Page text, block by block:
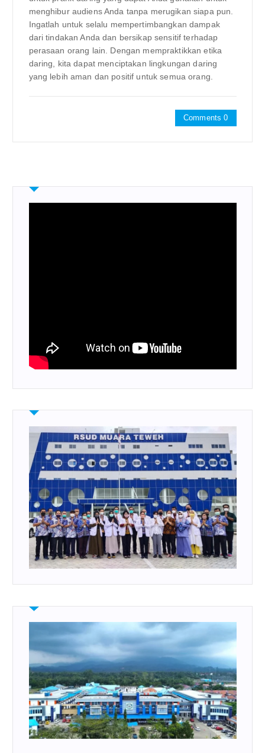
menghibur audiens Anda tanpa merugikan siapa pun.
Ingatlah untuk selalu mempertimbangkan dampak
dari tindakan Anda dan bersikap sensitif terhadap
perasaan orang lain. Dengan mempraktikkan etika
daring, kita dapat menciptakan lingkungan daring
yang lebih aman dan positif untuk semua orang.
Comments 0